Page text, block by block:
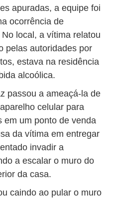
apuradas, a equipe foi
ocorrência de
local, a vítima relatou
pelas autoridades por
estava na residência
alcoólica.
passou a ameaçá-la de
celular para
em um ponto de venda
da vítima em entregar
invadir a
a escalar o muro do
da casa.
caindo ao pular o muro